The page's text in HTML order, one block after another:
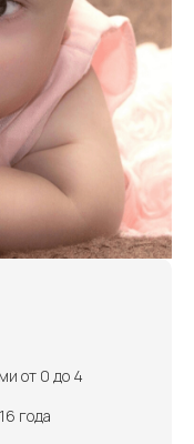
от 0 до 4
года